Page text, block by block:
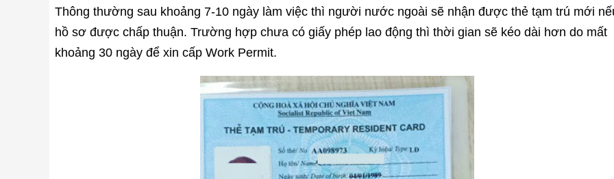
Thông thường sau khoảng 7-10 ngày làm việc thì người nước ngoài sẽ nhận được thẻ tạm trú mới
hồ sơ được chấp thuận. Trường hợp chưa có giấy phép lao động thì thời gian sẽ kéo dài hơn do mất
khoảng 30 ngày để xin cấp Work Permit.